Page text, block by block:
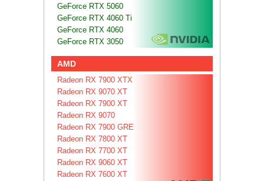
GeForce RTX 5060
GeForce RTX 4060 Ti
GeForce RTX 4060
GeForce RTX 3050
AMD
Radeon RX 7900 XTX
Radeon RX 9070 XT
Radeon RX 7900 XT
Radeon RX 9070
Radeon RX 7900 GRE
Radeon RX 7800 XT
Radeon RX 7700 XT
Radeon RX 9060 XT
Radeon RX 7600 XT